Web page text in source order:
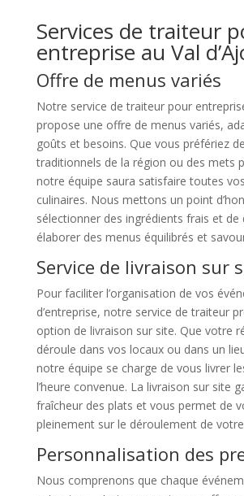
Services de traiteur
entreprise au Val
Offre de menus variés
Notre service de traiteur pour
propose une offre de menus variés,
goûts et besoins. Que vous préfériez
traditionnels de la région ou des mets
notre équipe saura satisfaire toutes
culinaires. Nous mettons un point
sélectionner des ingrédients frais et de
élaborer des menus équilibrés et
Service de livraison sur
Pour faciliter l’organisation de vos
d’entreprise, notre service de traiteur
option de livraison sur site. Que votre
déroule dans vos locaux ou dans un
notre équipe se charge de vous livrer
l’heure convenue. La livraison sur site
fraîcheur des plats et vous permet de
pleinement sur le déroulement de
Personnalisation des
Nous comprenons que chaque